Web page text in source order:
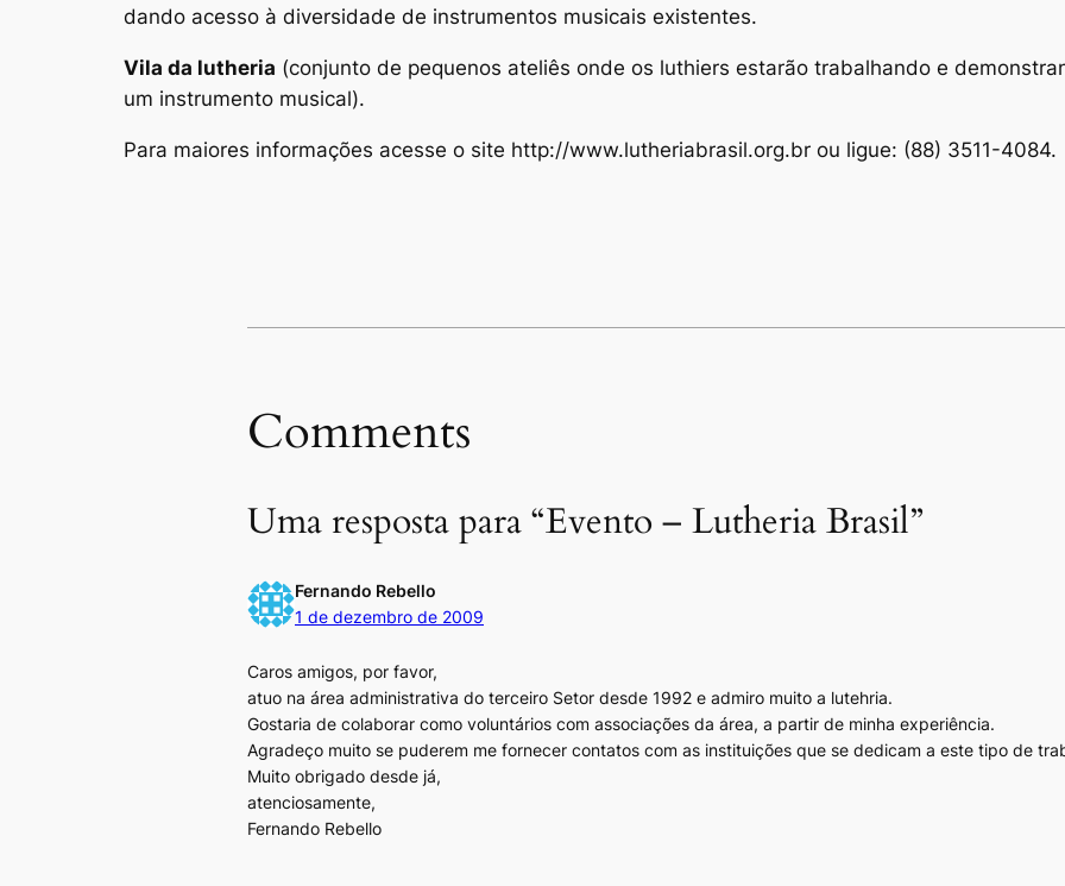
dando acesso à diversidade de instrumentos musicais existentes.
Vila da lutheria (conjunto de pequenos ateliês onde os luthiers estarão trabalhando e
um instrumento musical).
Para maiores informações acesse o site http://www.lutheriabrasil.org.br ou ligue: (88) 3511-4084.
Comments
Uma resposta para “Evento – Lutheria Brasil”
Fernando Rebello
1 de dezembro de 2009
Caros amigos, por favor,
atuo na área administrativa do terceiro Setor desde 1992 e admiro muito a lutehria.
Gostaria de colaborar como voluntários com associações da área, a partir de minha experiência.
Agradeço muito se puderem me fornecer contatos com as instituições que se dedicam a este tipo de
Muito obrigado desde já,
atenciosamente,
Fernando Rebello